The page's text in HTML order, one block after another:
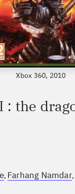
Xbox 360, 2010
the
, Farhang Namdar,